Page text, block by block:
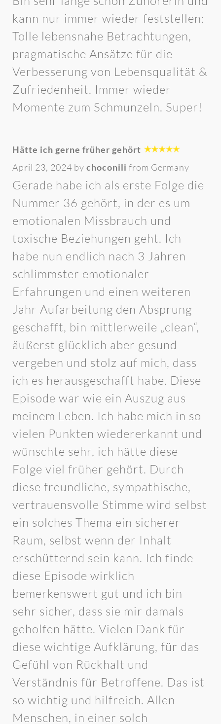
kann nur immer wieder feststellen:
Tolle lebensnahe Betrachtungen,
pragmatische Ansätze für die
Verbesserung von Lebensqualität &
Zufriedenheit. Immer wieder
Momente zum Schmunzeln. Super!
Hätte ich gerne früher gehört
April 23, 2024 by choconili from Germany
Gerade habe ich als erste Folge die
Nummer 36 gehört, in der es um
emotionalen Missbrauch und
toxische Beziehungen geht. Ich
habe nun endlich nach 3 Jahren
schlimmster emotionaler
Erfahrungen und einen weiteren
Jahr Aufarbeitung den Absprung
geschafft, bin mittlerweile „clean“,
äußerst glücklich aber gesund
vergeben und stolz auf mich, dass
ich es herausgeschafft habe. Diese
Episode war wie ein Auszug aus
meinem Leben. Ich habe mich in so
vielen Punkten wiedererkannt und
wünschte sehr, ich hätte diese
Folge viel früher gehört. Durch
diese freundliche, sympathische,
vertrauensvolle Stimme wird selbst
ein solches Thema ein sicherer
Raum, selbst wenn der Inhalt
erschütternd sein kann. Ich finde
diese Episode wirklich
bemerkenswert gut und ich bin
sehr sicher, dass sie mir damals
geholfen hätte. Vielen Dank für
diese wichtige Aufklärung, für das
Gefühl von Rückhalt und
Verständnis für Betroffene. Das ist
so wichtig und hilfreich. Allen
Menschen, in einer solch